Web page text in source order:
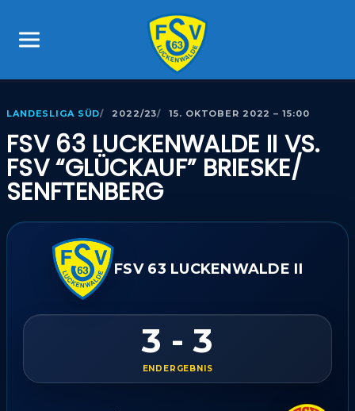
LANDESLIGA SÜD 2022/23 15. OKTOBER 2022 – 15:00
FSV 63 LUCKENWALDE II VS.
FSV “GLÜCKAUF” BRIESKE/​
SENFTENBERG
FSV 63 LUCKENWALDE II
3 - 3
ENDERGEBNIS